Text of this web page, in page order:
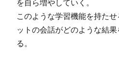
を自ら増やしていく。
このような学習機能を持た
ットの会話がどのような結
る。